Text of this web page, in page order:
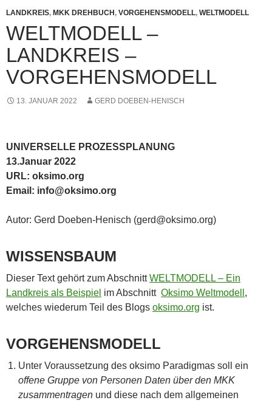
LANDKREIS, MKK DREHBUCH, VORGEHENSMODELL, WELTMODELL
WELTMODELL –
LANDKREIS –
VORGEHENSMODELL
13. JANUAR 2022 GERD DOEBEN-HENISCH
UNIVERSELLE PROZESSPLANUNG
13.Januar 2022
URL: oksimo.org
Email: info@oksimo.org
Autor: Gerd Doeben-Henisch (gerd@oksimo.org)
WISSENSBAUM
Dieser Text gehört zum AbschnittWELTMODELL – Ein
Landkreis als Beispiel im Abschnitt Oksimo Weltmodell ,
welches wiederum Teil des Blogs oksimo.org ist.
VORGEHENSMODELL
Unter Voraussetzung des oksimo Paradigmas soll ein
offene Gruppe von Personen Daten über den MKK
zusammentragen und diese nach dem allgemeinen